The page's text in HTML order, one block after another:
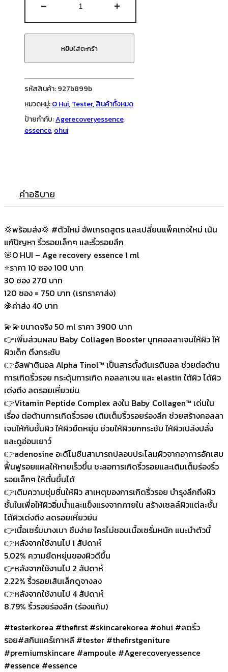
-
O
HUI
-
Age
recovery
1
#ตัว
ใหม่
+
หยิบใส่ตะกร้า
รหัสสินค้า:927b899b
หมวดหมู่:O Hui,Tester,สินค้าทั้งหมด
ป้ายกำกับ:Agerecoveryessence,
essence,ohui
คำอธิบาย
💢พร้อมส่ง💢 #ตัวใหม่ อัพเกรดสูตร และเปลี่ยนแพ็คเกจใหม่ เน้น
แก้ปัญหา ริ้วรอยเล็กๆ และริ้วรอยลึก
🌸O HUI – Age recovery essence 1 ml
⭐ราคา 10 ซอง 100 บาท
30 ซอง 270 บาท
120 ซอง = 750 บาท (เรทราคาส่ง)
🍇ค่าส่ง 40 บาท
💫💫ขนาดจริง 50 ml ราคา 3900 บาท
👉เพิ่มส่วนผสม Baby Collagen Booster บูทคอลลาเจนให้ผิว ให้
ผิวเด็ก ตึงกระชับ
👉อัลฟาตินอล Alpha Tinol™ เป็นสารตั้งต้นเรตินอล ช่วยต่อต้าน
การเกิดริ้วรอย กระตุ้นการเกิด คอลลาเจน และ elastin ใต้ผิว ได้ผิว
เด่งตึง ลดรอยเหี่ยวย่น
👉Vitamin Peptide Complex ลงใน Baby Collagen™ เด่นใน
เรื่อง ต่อต้านการเกิดริ้วรอย เติมเต็มริ้วรอยร่องลึก ช่วยสร้างคอลลา
เจนให้กับชั้นผิว ให้ผิวยืดหยุ่น ช่วยให้ผิวยกกระชับ ให้ผิวเปล่งปลั่ง
และดูอ่อนเยาว์
👉adenosine อะดีโนซีนสามารถปลอบประโลมผิวจากอาการอักเสบ
ฟื้นฟูรอยแผลให้หายเร็วขึ้น ชะลอการเกิดริ้วรอยและเติมเต็มร่องริ้ว
รอยเล็กๆ ให้ตื้นขึ้นได้
👉เติมความชุ่มชื่นให้ผิว สาเหตุของการเกิดริ้วรอย บำรุงลึกถึงผิว
ชั้นในเพื่อให้ผิวอิ่มน้ำและแข็งแรงจากภายใน สร้างเซลล์ผิวแต่ละชั้น
ได้ผิวเด่งตึง ลดรอยเหี่ยวย่น
👉เนื้อเซรั่มบางเบา ซึมง่าย ใครไม่ชอบเนื้อเซรั่มหนัก แนะนำตัวนี้
👉หลังจากใช้งานไป 1 สัปดาห์
5.02% ความยืดหยุ่นของผิวดีขึ้น
👉หลังจากใช้งานไป 2 สัปดาห์
2.22% ริ้วรอยเส้นเล็กดูจางลง
👉หลังจากใช้งานไป 4 สัปดาห์
8.79% ริ้วรอยร่องลึก (ร่องแก้ม)
#testerkorea #thefirst #skincarekorea #ohui #ลดริ้ว
รอย#สกินแคร์เกาหลี #tester #thefirstgeniture
#premiumskincare #ampoule #Agerecoveryessence
⁣#essence #essence